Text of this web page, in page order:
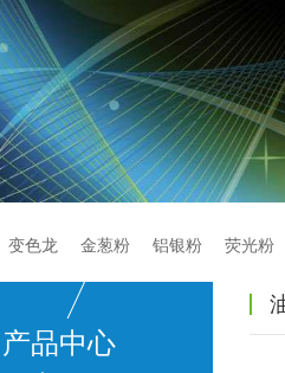
变色龙 金葱粉 铝银粉 荧光粉
产品中心